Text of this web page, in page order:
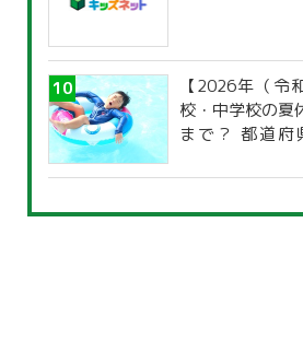
【2026年（令
校・中学校の夏
まで？ 都道府